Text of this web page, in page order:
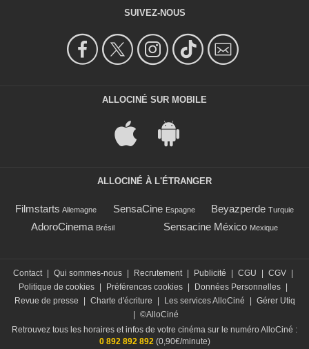
SUIVEZ-NOUS
ALLOCINÉ SUR MOBILE
ALLOCINÉ À L'ÉTRANGER
Filmstarts Allemagne SensaCine Espagne Beyazperde Turquie
AdoroCinema Brésil Sensacine México Mexique
Contact Qui sommes-nous Recrutement Publicité CGU CGV
Politique de cookies
Préférences cookies Données Personnelles
Revue de presse
Charte d'écriture Les services AlloCiné
Gérer Utiq
©AlloCiné
Retrouvez tous les horaires et infos de votre cinéma sur le numéro AlloCiné :
0 892 892 892(0,90€/minute)